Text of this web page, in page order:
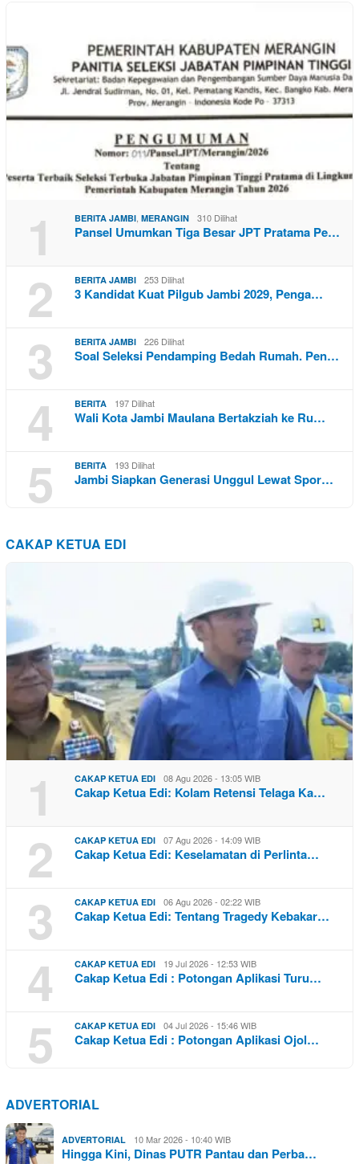
1 BERITA JAMBI MERANGIN 310 Dilihat
Pansel Umumkan Tiga Besar JPT Pratama Pe…
2 BERITA JAMBI 253 Dilihat
3 Kandidat Kuat Pilgub Jambi 2029, Penga…
3 BERITA JAMBI 226 Dilihat
Soal Seleksi Pendamping Bedah Rumah. Pen…
4 BERITA 197 Dilihat
Wali Kota Jambi Maulana Bertakziah ke Ru…
5 BERITA 193 Dilihat
Jambi Siapkan Generasi Unggul Lewat Spor…
CAKAP KETUA EDI
1 CAKAP KETUA EDI 08 Agu 2026 - 13:05 WIB
Cakap Ketua Edi: Kolam Retensi Telaga Ka…
2 CAKAP KETUA EDI 07 Agu 2026 - 14:09 WIB
Cakap Ketua Edi: Keselamatan di Perlinta…
3 CAKAP KETUA EDI 06 Agu 2026 - 02:22 WIB
Cakap Ketua Edi: Tentang Tragedy Kebakar…
4 CAKAP KETUA EDI 19 Jul 2026 - 12:53 WIB
Cakap Ketua Edi : Potongan Aplikasi Turu…
5 CAKAP KETUA EDI 04 Jul 2026 - 15:46 WIB
Cakap Ketua Edi : Potongan Aplikasi Ojol…
ADVERTORIAL
ADVERTORIAL 10 Mar 2026 - 10:40 WIB
Hingga Kini, Dinas PUTR Pantau dan Perba…